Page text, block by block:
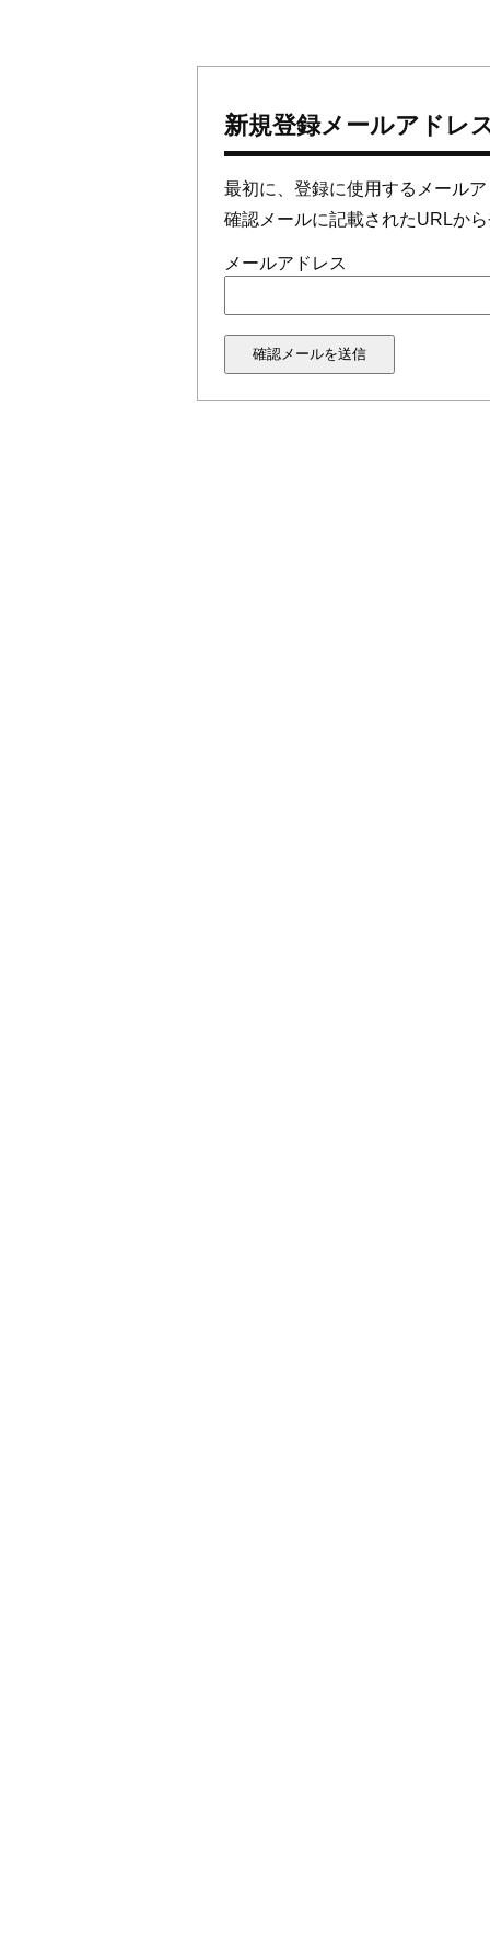
新規登録メールアドレ
最初に、登録に使用するメール
確認メールに記載されたURLか
メールアドレス